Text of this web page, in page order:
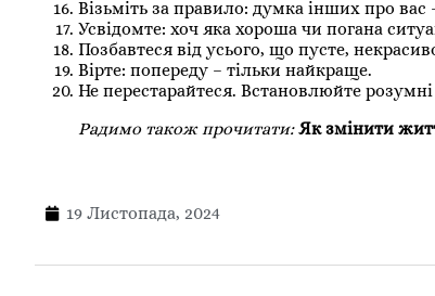
Візьміть за правило: думка інших про вас
Усвідомте: хоч яка хороша чи погана
Позбавтеся від усього, що пусте,
Вірте: попереду – тільки найкраще.
Не перестарайтеся. Встановлюйте
Радимо також прочитати: Як змінити
19 Листопада, 2024